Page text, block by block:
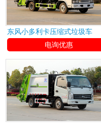
东风小多利卡压缩式垃圾车
电询优惠